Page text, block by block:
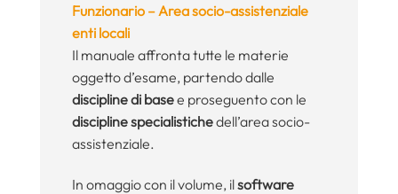
Funzionario – Area socio-assistenziale
enti locali
Il manuale affronta tutte le materie
oggetto d’esame, partendo dalle
discipline di basee proseguento con le
discipline specialistichedell’area socio-
assistenziale.
In omaggio con il volume, ilsoftware